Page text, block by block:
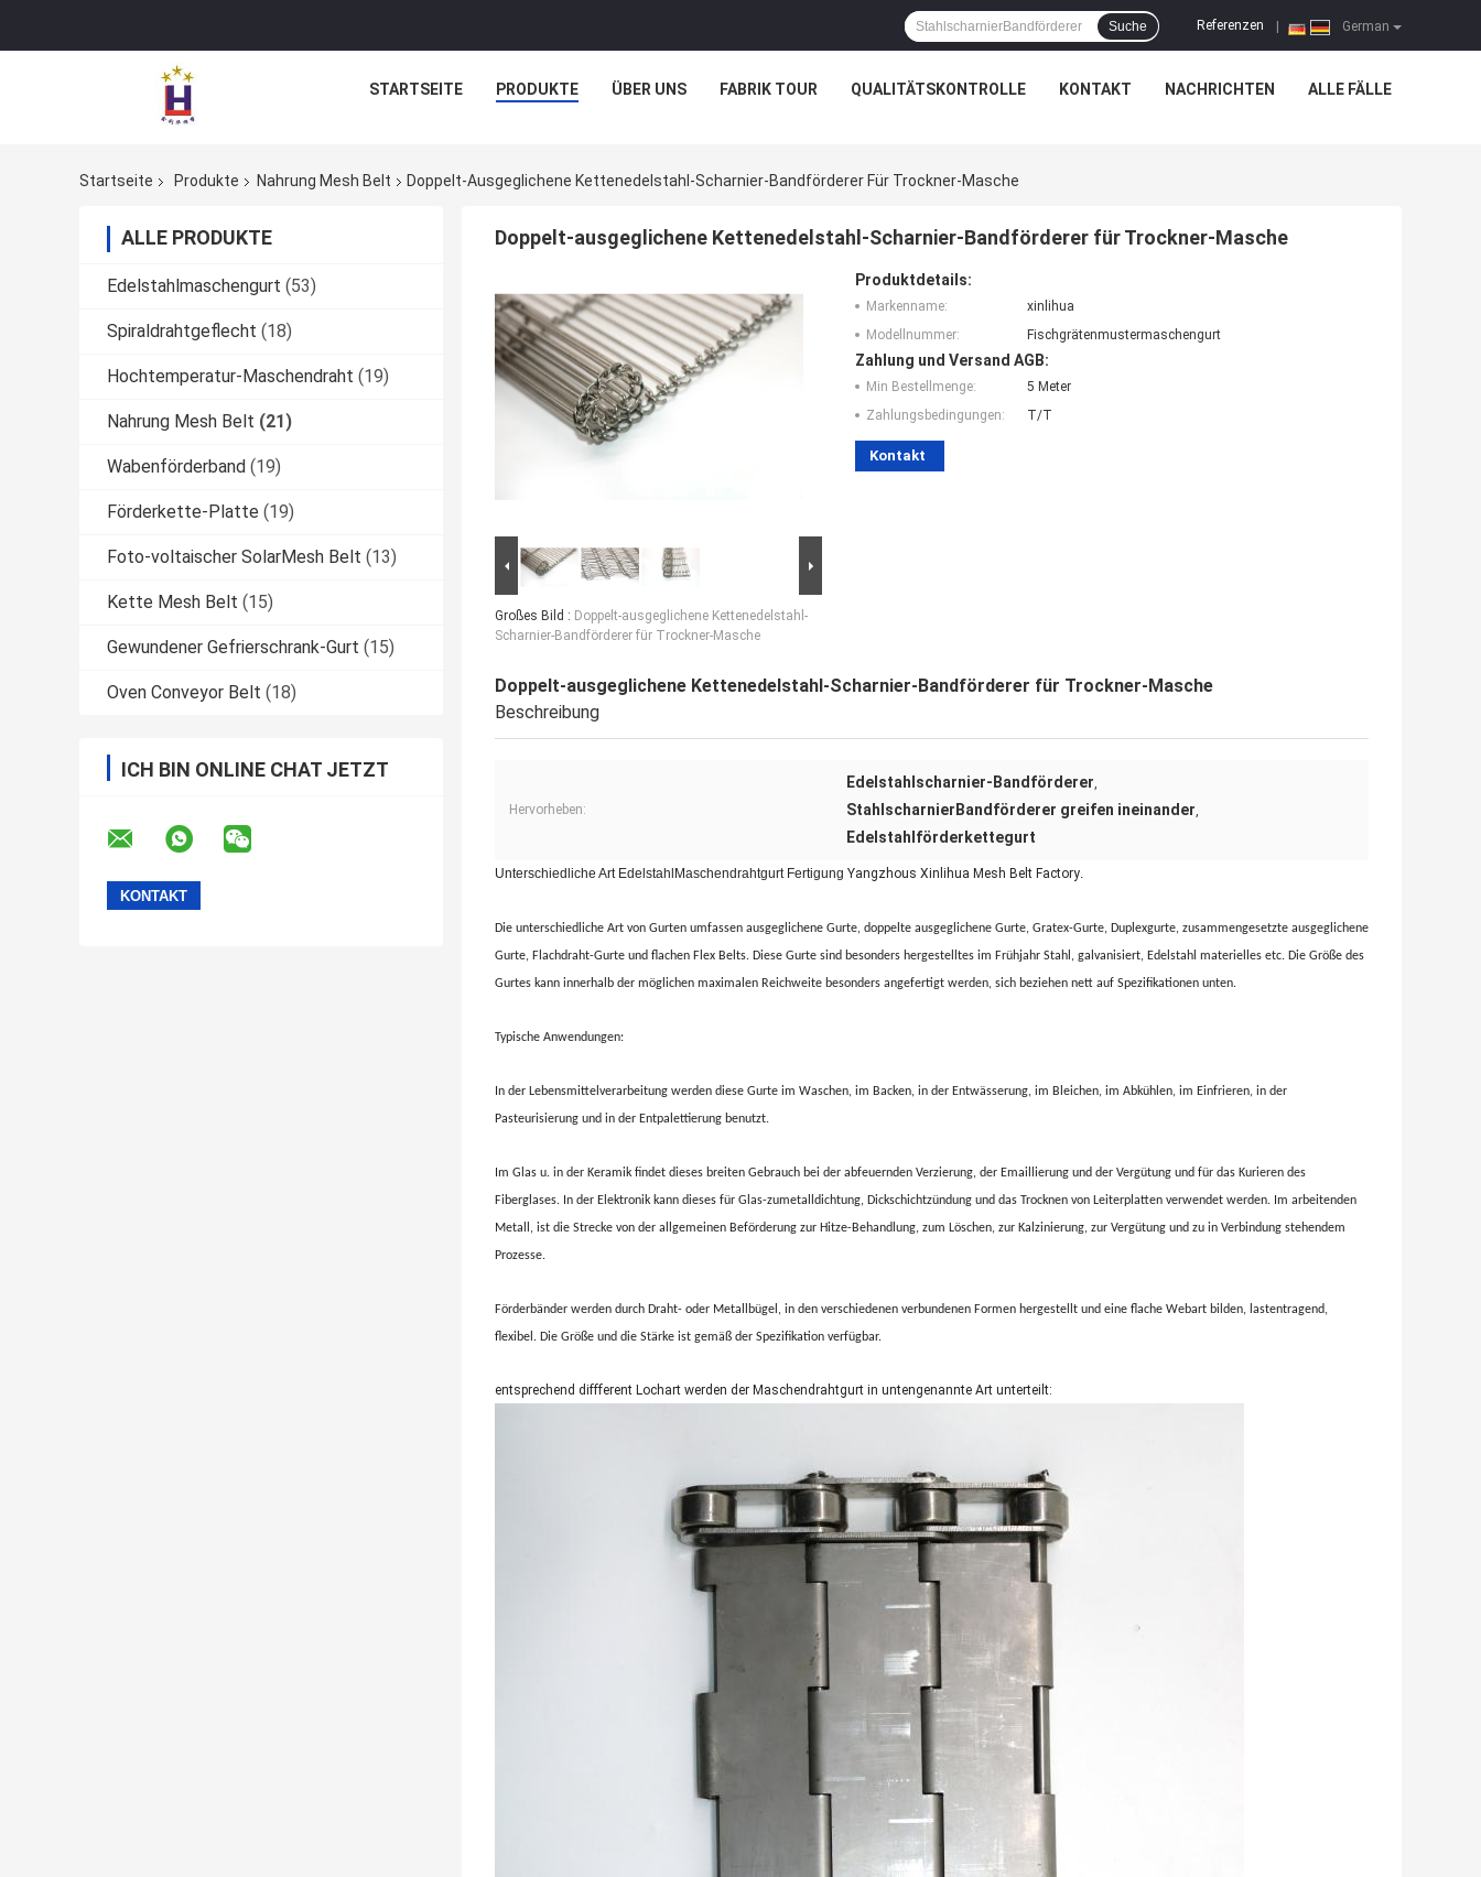
German
Referenzen
Suche
STARTSEITE PRODUKTE ÜBER UNS FABRIK TOUR QUALITÄTSKONTROLLE KONTAKT NACHRICHTEN ALLE FÄLLE
Startseite Produkte Nahrung Mesh Belt Doppelt-Ausgeglichene Kettenedelstahl-Scharnier-Bandförderer Für Trockner-Masche
ALLE PRODUKTE
Edelstahlmaschengurt (53)
Spiraldrahtgeflecht (18)
Hochtemperatur-Maschendraht (19)
Nahrung Mesh Belt (21)
Wabenförderband (19)
Förderkette-Platte (19)
Foto-voltaischer SolarMesh Belt (13)
Kette Mesh Belt (15)
Gewundener Gefrierschrank-Gurt (15)
Oven Conveyor Belt (18)
ICH BIN ONLINE CHAT JETZT
Doppelt-ausgeglichene Kettenedelstahl-Scharnier-Bandförderer für Trockner-Masche
Großes Bild : Doppelt-ausgeglichene Kettenedelstahl-
Scharnier-Bandförderer für Trockner-Masche
Produktdetails:
Markenname:
xinlihua
Modellnummer:
Fischgrätenmustermaschengurt
Zahlung und Versand AGB:
Min Bestellmenge:
5 Meter
Zahlungsbedingungen:
T/T
Kontakt
Doppelt-ausgeglichene Kettenedelstahl-Scharnier-Bandförderer für Trockner-Masche
Beschreibung
Hervorheben:
Edelstahlscharnier-Bandförderer,
StahlscharnierBandförderer greifen ineinander,
Edelstahlförderkettegurt
Unterschiedliche Art EdelstahlMaschendrahtgurt Fertigung Yangzhous Xinlihua Mesh Belt Factory.
Die unterschiedliche Art von Gurten umfassen ausgeglichene Gurte, doppelte ausgeglichene Gurte, Gratex-Gurte, Duplexgurte, zusammengesetzte ausgeglichene
Gurte, Flachdraht-Gurte und flachen Flex Belts. Diese Gurte sind besonders hergestelltes im Frühjahr Stahl, galvanisiert, Edelstahl materielles etc. Die Größe des
Gurtes kann innerhalb der möglichen maximalen Reichweite besonders angefertigt werden, sich beziehen nett auf Spezifikationen unten.
Typische Anwendungen:
In der Lebensmittelverarbeitung werden diese Gurte im Waschen, im Backen, in der Entwässerung, im Bleichen, im Abkühlen, im Einfrieren, in der
Pasteurisierung und in der Entpalettierung benutzt.
Im Glas u. in der Keramik findet dieses breiten Gebrauch bei der abfeuernden Verzierung, der Emaillierung und der Vergütung und für das Kurieren des
Fiberglases. In der Elektronik kann dieses für Glas-zumetalldichtung, Dickschichtzündung und das Trocknen von Leiterplatten verwendet werden. Im arbeitenden
Metall, ist die Strecke von der allgemeinen Beförderung zur Hitze-Behandlung, zum Löschen, zur Kalzinierung, zur Vergütung und zu in Verbindung stehendem
Prozesse.
Förderbänder werden durch Draht- oder Metallbügel, in den verschiedenen verbundenen Formen hergestellt und eine flache Webart bilden, lastentragend,
flexibel. Die Größe und die Stärke ist gemäß der Spezifikation verfügbar.
entsprechend diffferent Lochart werden der Maschendrahtgurt in untengenannte Art unterteilt: